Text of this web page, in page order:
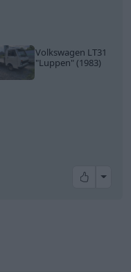
Volkswagen LT31
"Luppen"(1983)
All